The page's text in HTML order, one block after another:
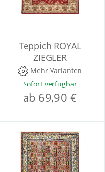
Teppich ROYAL
ZIEGLER
Mehr Varianten
Sofort verfügbar
ab 69,90 €